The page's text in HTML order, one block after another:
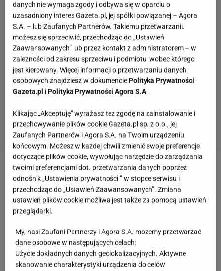
Zobacz wideoWarszawscy policjanci odzyskali
obraz o wartości ponad miliona złotych
Więcej podobnych artykułów przeczytasz na stronie
głównejGazeta.pl
Czym jest plama na obrazie "Mona Lisy"? Leonardo
danych nie wymaga zgody i odbywa się w oparciu o
uzasadniony interes Gazeta.pl, jej spółki powiązanej – Agora
S.A. – lub Zaufanych Partnerów. Takiemu przetwarzaniu
możesz się sprzeciwić, przechodząc do „Ustawień
Zaawansowanych” lub przez kontakt z administratorem – w
zależności od zakresu sprzeciwu i podmiotu, wobec którego
jest kierowany. Więcej informacji o przetwarzaniu danych
osobowych znajdziesz w dokumenciePolityka Prywatności
Gazeta.pl iPolityka Prywatności Agora S.A.
Klikając „Akceptuję” wyrażasz też zgodę na zainstalowanie i
przechowywanie plików cookie Gazeta.pl sp. z o.o., jej
Zaufanych Partnerów i Agora S.A. na Twoim urządzeniu
końcowym. Możesz w każdej chwili zmienić swoje preferencje
dotyczące plików cookie, wywołując narzędzie do zarządzania
twoimi preferencjami dot. przetwarzania danych poprzez
odnośnik „Ustawienia prywatności ” w stopce serwisu i
przechodząc do „Ustawień Zaawansowanych”. Zmiana
ustawień plików cookie możliwa jest także za pomocą ustawień
przeglądarki.
My, nasi Zaufani Partnerzy i Agora S.A. możemy przetwarzać
dane osobowe w następujących celach:
Użycie dokładnych danych geolokalizacyjnych. Aktywne
skanowanie charakterystyki urządzenia do celów